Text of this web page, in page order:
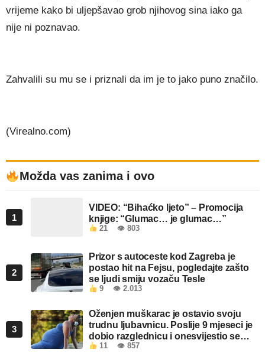
vrijeme kako bi uljepšavao grob njihovog sina iako ga
nije ni poznavao.
Zahvalili su mu se i priznali da im je to jako puno značilo.
(Virealno.com)
Možda vas zanima i ovo
1
VIDEO: “Bihaćko ljeto” – Promocija
knjige: “Glumac… je glumac…”
21 👁 803
2
Prizor s autoceste kod Zagreba je
postao hit na Fejsu, pogledajte zašto
se ljudi smiju vozaču Tesle
9 👁 2.013
3
Oženjen muškarac je ostavio svoju
trudnu ljubavnicu. Poslije 9 mjeseci je
dobio razglednicu i onesvijestio se
kada je pročitao šta piše!
11 👁 857